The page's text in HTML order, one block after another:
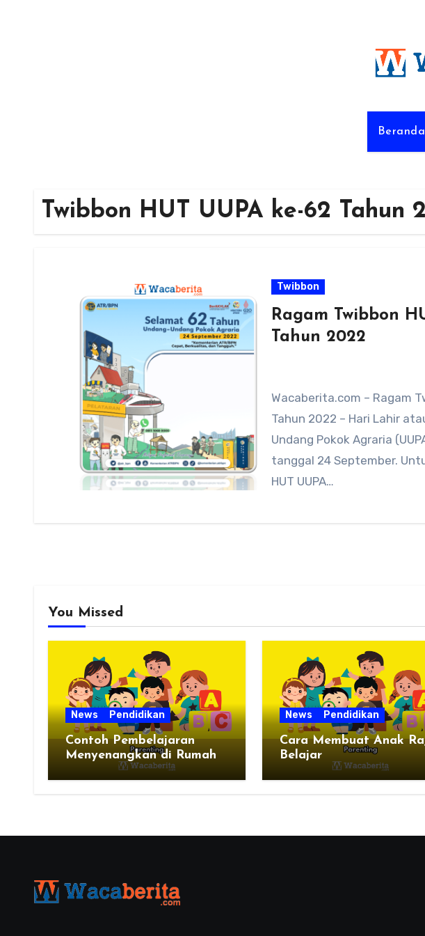
Beranda
Twibbon HUT UUPA ke-62 Tahun
Twibbon
Ragam Twibbon
Tahun 2022
Wacaberita.com – Ragam
Tahun 2022 – Hari Lahir
Undang Pokok Agraria
tanggal 24 September.
HUT UUPA…
You Missed
News Pendidikan
Contoh Pembelajaran
Menyenangkan di Rumah
News Pendidikan
Cara Membuat Anak
Belajar